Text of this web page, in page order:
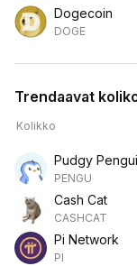
Dogecoin
DOGE
Trendaavat
Kolikko
Pudgy
PENGU
Cash Cat
CASHCAT
Pi Network
PI